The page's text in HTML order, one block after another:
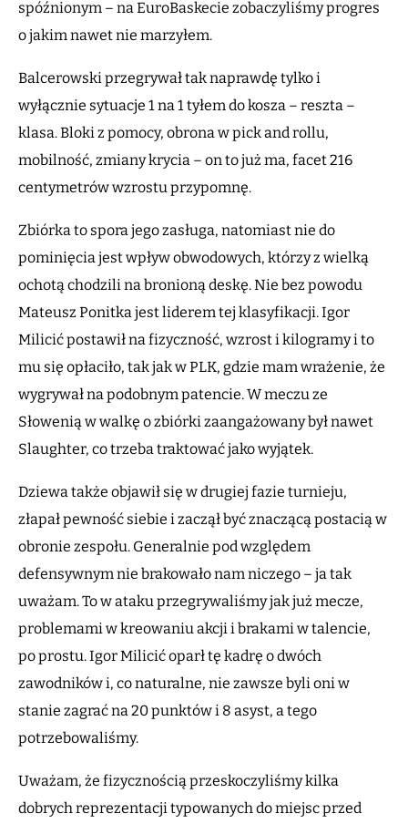
spóźnionym – na EuroBaskecie zobaczyliśmy progres
o jakim nawet nie marzyłem.
Balcerowski przegrywał tak naprawdę tylko i
wyłącznie sytuacje 1 na 1 tyłem do kosza – reszta –
klasa. Bloki z pomocy, obrona w pick and rollu,
mobilność, zmiany krycia – on to już ma, facet 216
centymetrów wzrostu przypomnę.
Zbiórka to spora jego zasługa, natomiast nie do
pominięcia jest wpływ obwodowych, którzy z wielką
ochotą chodzili na bronioną deskę. Nie bez powodu
Mateusz Ponitka jest liderem tej klasyfikacji. Igor
Milicić postawił na fizyczność, wzrost i kilogramy i to
mu się opłaciło, tak jak w PLK, gdzie mam wrażenie, że
wygrywał na podobnym patencie. W meczu ze
Słowenią w walkę o zbiórki zaangażowany był nawet
Slaughter, co trzeba traktować jako wyjątek.
Dziewa także objawił się w drugiej fazie turnieju,
złapał pewność siebie i zaczął być znaczącą postacią w
obronie zespołu. Generalnie pod względem
defensywnym nie brakowało nam niczego – ja tak
uważam. To w ataku przegrywaliśmy jak już mecze,
problemami w kreowaniu akcji i brakami w talencie,
po prostu. Igor Milicić oparł tę kadrę o dwóch
zawodników i, co naturalne, nie zawsze byli oni w
stanie zagrać na 20 punktów i 8 asyst, a tego
potrzebowaliśmy.
Uważam, że fizycznością przeskoczyliśmy kilka
dobrych reprezentacji typowanych do miejsc przed